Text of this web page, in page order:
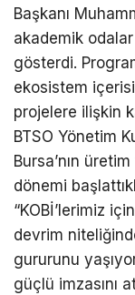
Başkanı
akademik
gösterdi.
ekosistem
projelere ilişkin
BTSO Yönetim
Bursa’nın
dönemi
“KOBİ’lerimiz
devrim
gururunu
güçlü imzasını